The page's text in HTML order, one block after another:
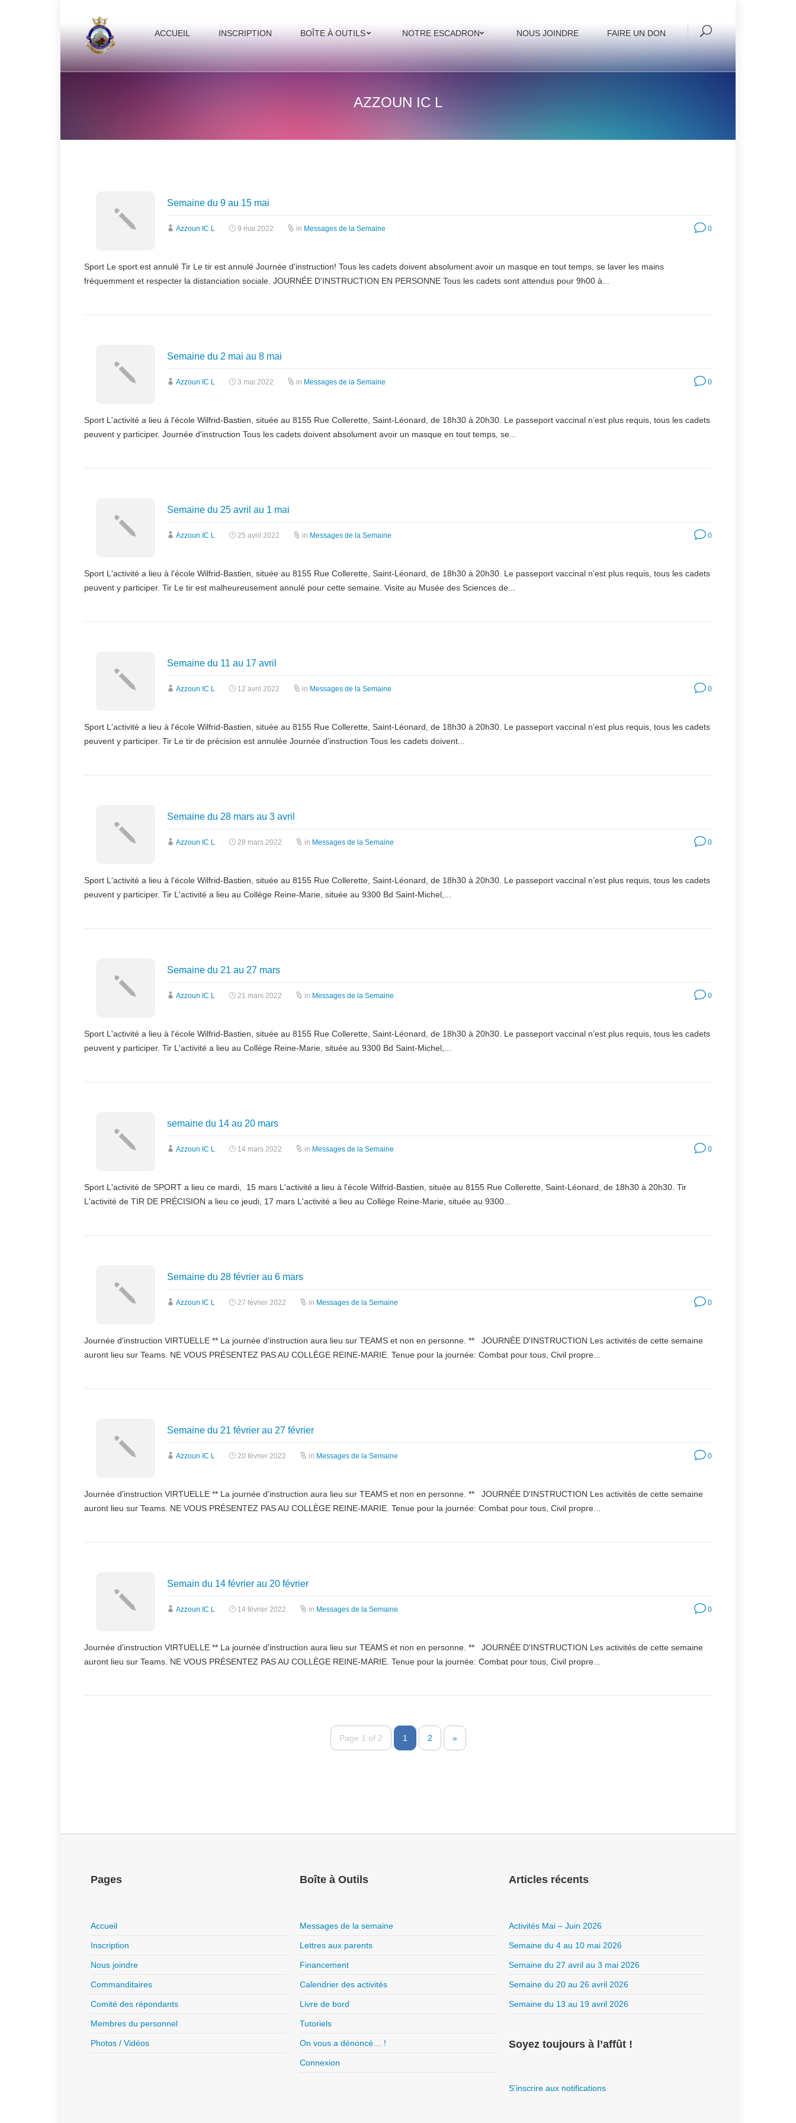
ACCUEIL INSCRIPTION BOÎTE À OUTILS NOTRE ESCADRON NOUS JOINDRE FAIRE UN DON
AZZOUN IC L
Semaine du 9 au 15 mai
Azzoun IC L 9 mai 2022 in Messages de la Semaine 0
Sport Le sport est annulé Tir Le tir est annulé Journée d'instruction! Tous les cadets doivent absolument avoir un masque en tout temps, se laver les mains
fréquemment et respecter la distanciation sociale. JOURNÉE D'INSTRUCTION EN PERSONNE Tous les cadets sont attendus pour 9h00 à...
Semaine du 2 mai au 8 mai
Azzoun IC L 3 mai 2022 in Messages de la Semaine 0
Sport L'activité a lieu à l'école Wilfrid-Bastien, située au 8155 Rue Collerette, Saint-Léonard, de 18h30 à 20h30. Le passeport vaccinal n’est plus requis, tous les cadets
peuvent y participer. Journée d'instruction Tous les cadets doivent absolument avoir un masque en tout temps, se...
Semaine du 25 avril au 1 mai
Azzoun IC L 25 avril 2022 in Messages de la Semaine 0
Sport L'activité a lieu à l'école Wilfrid-Bastien, située au 8155 Rue Collerette, Saint-Léonard, de 18h30 à 20h30. Le passeport vaccinal n’est plus requis, tous les cadets
peuvent y participer. Tir Le tir est malheureusement annulé pour cette semaine. Visite au Musée des Sciences de...
Semaine du 11 au 17 avril
Azzoun IC L 12 avril 2022 in Messages de la Semaine 0
Sport L'activité a lieu à l'école Wilfrid-Bastien, située au 8155 Rue Collerette, Saint-Léonard, de 18h30 à 20h30. Le passeport vaccinal n’est plus requis, tous les cadets
peuvent y participer. Tir Le tir de précision est annulée Journée d'instruction Tous les cadets doivent...
Semaine du 28 mars au 3 avril
Azzoun IC L 28 mars 2022 in Messages de la Semaine 0
Sport L'activité a lieu à l'école Wilfrid-Bastien, située au 8155 Rue Collerette, Saint-Léonard, de 18h30 à 20h30. Le passeport vaccinal n’est plus requis, tous les cadets
peuvent y participer. Tir L'activité a lieu au Collège Reine-Marie, située au 9300 Bd Saint-Michel,...
Semaine du 21 au 27 mars
Azzoun IC L 21 mars 2022 in Messages de la Semaine 0
Sport L'activité a lieu à l'école Wilfrid-Bastien, située au 8155 Rue Collerette, Saint-Léonard, de 18h30 à 20h30. Le passeport vaccinal n’est plus requis, tous les cadets
peuvent y participer. Tir L'activité a lieu au Collège Reine-Marie, située au 9300 Bd Saint-Michel,...
semaine du 14 au 20 mars
Azzoun IC L 14 mars 2022 in Messages de la Semaine 0
Sport L'activité de SPORT a lieu ce mardi, 15 mars L'activité a lieu à l'école Wilfrid-Bastien, située au 8155 Rue Collerette, Saint-Léonard, de 18h30 à 20h30. Tir
L'activité de TIR DE PRÉCISION a lieu ce jeudi, 17 mars L'activité a lieu au Collège Reine-Marie, située au 9300...
Semaine du 28 février au 6 mars
Azzoun IC L 27 février 2022 in Messages de la Semaine 0
Journée d'instruction VIRTUELLE ** La journée d'instruction aura lieu sur TEAMS et non en personne. ** JOURNÉE D'INSTRUCTION Les activités de cette semaine
auront lieu sur Teams. NE VOUS PRÉSENTEZ PAS AU COLLÈGE REINE-MARIE. Tenue pour la journée: Combat pour tous, Civil propre...
Semaine du 21 février au 27 février
Azzoun IC L 20 février 2022 in Messages de la Semaine 0
Journée d'instruction VIRTUELLE ** La journée d'instruction aura lieu sur TEAMS et non en personne. ** JOURNÉE D'INSTRUCTION Les activités de cette semaine
auront lieu sur Teams. NE VOUS PRÉSENTEZ PAS AU COLLÈGE REINE-MARIE. Tenue pour la journée: Combat pour tous, Civil propre...
Semain du 14 février au 20 février
Azzoun IC L 14 février 2022 in Messages de la Semaine 0
Journée d'instruction VIRTUELLE ** La journée d'instruction aura lieu sur TEAMS et non en personne. ** JOURNÉE D'INSTRUCTION Les activités de cette semaine
auront lieu sur Teams. NE VOUS PRÉSENTEZ PAS AU COLLÈGE REINE-MARIE. Tenue pour la journée: Combat pour tous, Civil propre...
Page 1 of 2 1 2 »
Pages
Accueil
Inscription
Nous joindre
Commanditaires
Comité des répondants
Membres du personnel
Photos / Vidéos
Boîte à Outils
Messages de la semaine
Lettres aux parents
Financement
Calendrier des activités
Livre de bord
Tutoriels
On vous a dénoncé… !
Connexion
Articles récents
Activités Mai – Juin 2026
Semaine du 4 au 10 mai 2026
Semaine du 27 avril au 3 mai 2026
Semaine du 20 au 26 avril 2026
Semaine du 13 au 19 avril 2026
Soyez toujours à l’affût !
S'inscrire aux notifications